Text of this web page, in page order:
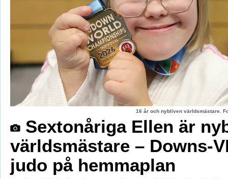
16 år och nybliven världsmästare.
Sextonåriga Ellen är
världsmästare – Downs-
judo på hemmaplan